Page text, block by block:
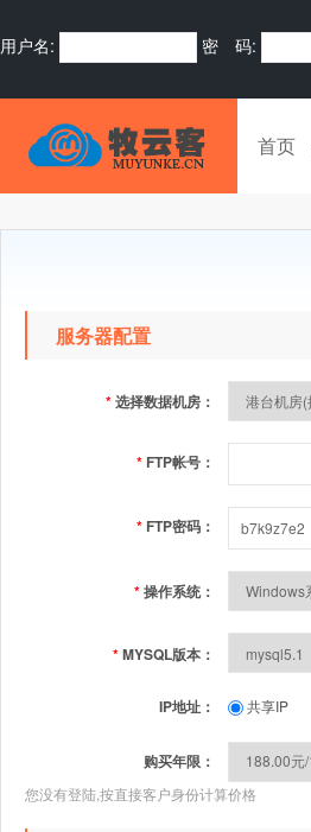
用户名: 密 码:
首页
服务器配置
*选择数据机房：
* FTP帐号：
* FTP密码：
*操作系统：
*MYSQL版本：
IP地址： 共享IP
购买年限：
您没有登陆,按直接客户身份计算价格